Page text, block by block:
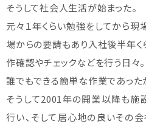
そうして社会人生活が始まった。
元々１年くらい勉強をしてから現
場からの要請もあり入社後半年く
作確認やチェックなどを行う日々。
誰でもできる簡単な作業であった
そうして2001年の開業以降も施
行い、そして居心地の良いその